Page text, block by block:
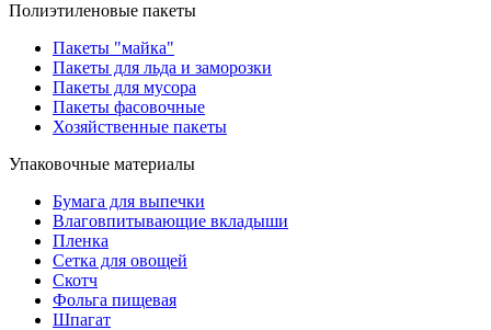
Полиэтиленовые пакеты
Пакеты "майка"
Пакеты для льда и заморозки
Пакеты для мусора
Пакеты фасовочные
Хозяйственные пакеты
Упаковочные материалы
Бумага для выпечки
Влаговпитывающие вкладыши
Пленка
Сетка для овощей
Скотч
Фольга пищевая
Шпагат